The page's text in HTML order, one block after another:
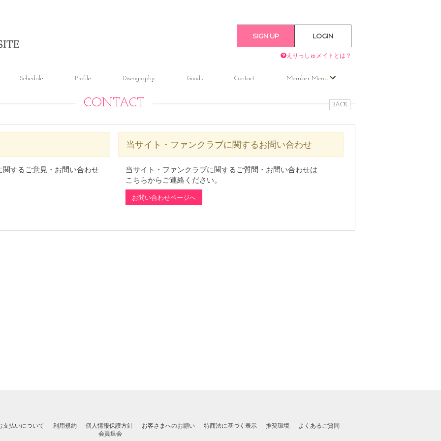
SIGN UP LOGIN
えりっしゅメイトとは？
Schedule Profile Discography Goods Contact Member Menu
CONTACT BACK
するご意見・お問い合わせ
当サイト・ファンクラブに関するお問い合わせ
当サイト・ファンクラブに関するご質問・お問い合わせは
こちらからご連絡ください。
お問い合わせページへ
支払いについて 利用規約 個人情報保護方針 お客さまへのお願い 特商法に基づく表示 推奨環境
よくあるご質問
会員退会